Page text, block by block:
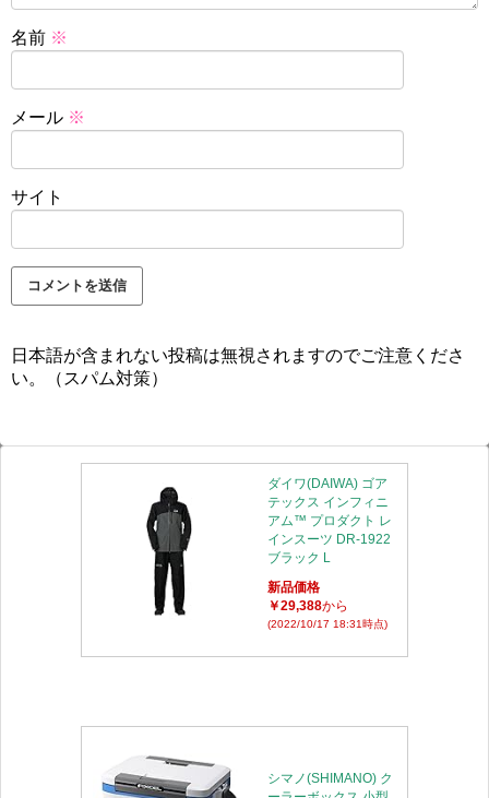
名前 ※
メール ※
サイト
日本語が含まれない投稿は無視されますのでご注意くださ
い。（スパム対策）
ダイワ(DAIWA) ゴア
テックス インフィニ
アム™ プロダクト レ
インスーツ DR-1922
ブラック L
新品価格
￥29,388から
(2022/10/17 18:31時点)
シマノ(SHIMANO) ク